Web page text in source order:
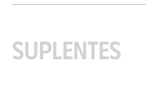
Suplentes